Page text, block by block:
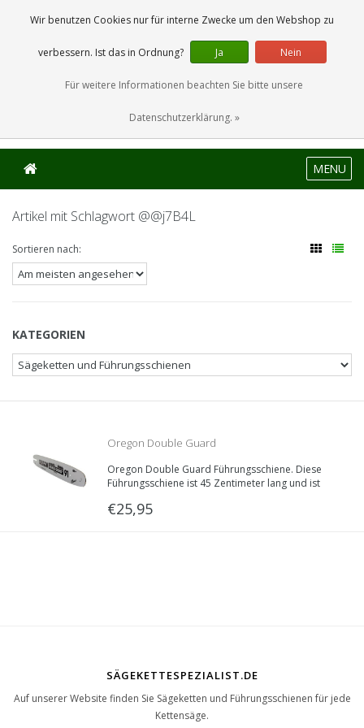
0 Artikel
MENU
Artikel mit Schlagwort @@j7B4L
Sortieren nach:
KATEGORIEN
Oregon Double Guard
Schwert/Führungsschiene | 45cm | 1.3mm |
3/8LP | 180SDEA095
Oregon Double Guard Führungsschiene. Diese
Führungsschiene ist 45 Zentimeter lang und ist
Treibglieddecke: 1.3mm, Teilung: 3/8“LP.
€25,95
SÄGEKETTESPEZIALIST.DE
Auf unserer Website finden Sie Sägeketten und Führungsschienen für jede
Kettensäge.
Wir benutzen Cookies nur für interne Zwecke um den Webshop zu
verbessern. Ist das in Ordnung? Ja Nein
Für weitere Informationen beachten Sie bitte unsere
Datenschutzerklärung. »